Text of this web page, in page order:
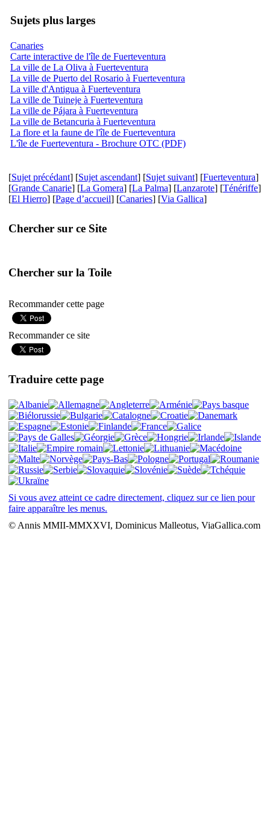
Sujets plus larges
Canaries
Carte interactive de l'île de Fuerteventura
La ville de La Oliva à Fuerteventura
La ville de Puerto del Rosario à Fuerteventura
La ville d'Antigua à Fuerteventura
La ville de Tuineje à Fuerteventura
La ville de Pájara à Fuerteventura
La ville de Betancuria à Fuerteventura
La flore et la faune de l'île de Fuerteventura
L'île de Fuerteventura - Brochure OTC (PDF)
[Sujet précédant] [Sujet ascendant] [Sujet suivant] [Fuerteventura]
[Grande Canarie] [La Gomera] [La Palma] [Lanzarote] [Ténériffe]
[El Hierro] [Page d’accueil] [Canaries] [Via Gallica]
Chercher sur ce Site
Chercher sur la Toile
Recommander cette page
Recommander ce site
Traduire cette page
Si vous avez atteint ce cadre directement, cliquez sur ce lien pour
faire apparaître les menus.
© Annis MMII-MMXXVI, Dominicus Malleotus, ViaGallica.com